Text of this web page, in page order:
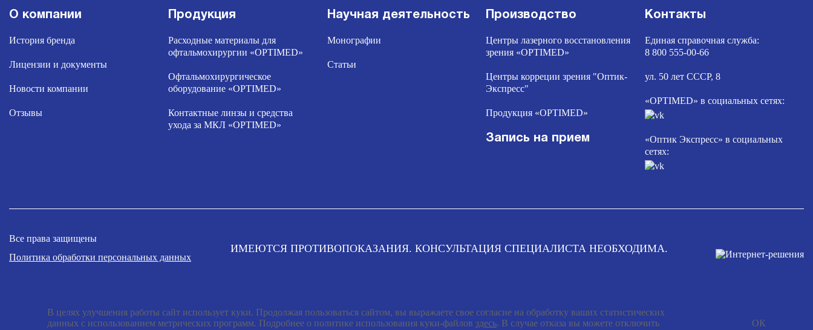
О компании
История бренда
Лицензии и документы
Новости компании
Отзывы
Продукция
Расходные материалы для
офтальмохирургии «OPTIMED»
Офтальмохирургическое
оборудование «OPTIMED»
Контактные линзы и средства
ухода за МКЛ «OPTIMED»
Научная деятельность
Монографии
Статьи
Производство
Центры лазерного восстановления
зрения «OPTIMED»
Центры корреции зрения "Оптик-
Экспресс"
Продукция «OPTIMED»
Запись на прием
Контакты
Единая справочная служба:
8 800 555-00-66
ул. 50 лет СССР, 8
«OPTIMED» в социальных сетях:
«Оптик Экспресс» в социальных
сетях:
Все права защищены
Политика обработки персональных данных
ИМЕЮТСЯ ПРОТИВОПОКАЗАНИЯ. КОНСУЛЬТАЦИЯ СПЕЦИАЛИСТА НЕОБХОДИМА.
В целях улучшения работы сайт использует куки. Продолжая пользоваться сайтом, вы выражаете свое согласие на обработку ваших статистических
данных с использованием метрических программ. Подробнее о политике использования куки-файлов здесь. В случае отказа вы можете отключить
ОК